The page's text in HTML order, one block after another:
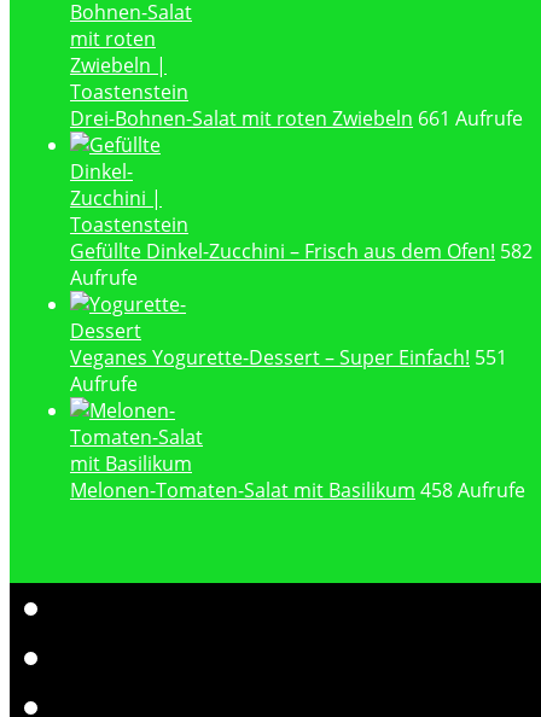
Drei-Bohnen-Salat mit roten Zwiebeln 661 Aufrufe
Gefüllte Dinkel-Zucchini – Frisch aus dem Ofen! 582
Aufrufe
Veganes Yogurette-Dessert – Super Einfach! 551
Aufrufe
Melonen-Tomaten-Salat mit Basilikum 458 Aufrufe